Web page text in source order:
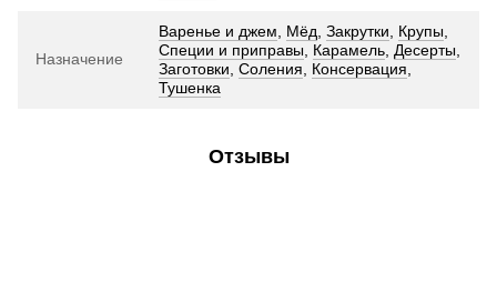
Назначение
Варенье и джем Мёд Закрутки Крупы
Специи и приправы
Карамель Десерты
Заготовки Соления Консервация
Тушенка
Отзывы